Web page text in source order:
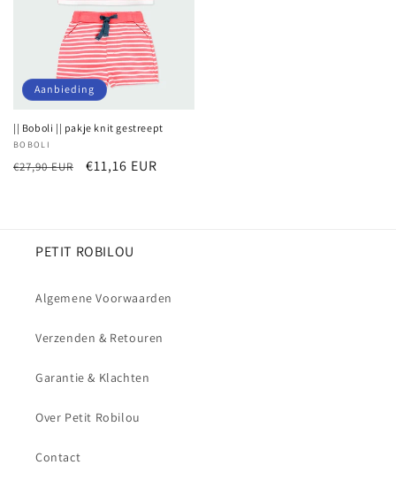
Aanbieding
|| Boboli || pakje knit gestreept
Verkoper:
BOBOLI
Normale
€27,90 EUR Aanbiedingsprijs
€11,16 EUR
PETIT ROBILOU
Algemene Voorwaarden
Verzenden & Retouren
Garantie & Klachten
Over Petit Robilou
Contact